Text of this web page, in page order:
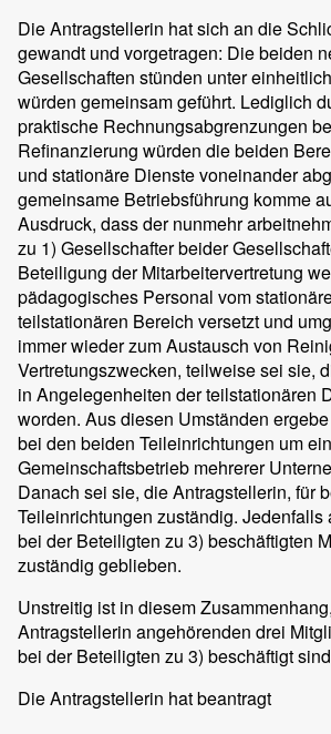
Die Antragstellerin hat sich an die
gewandt und vorgetragen: Die beiden
Gesellschaften stünden unter
würden gemeinsam geführt. Lediglich
praktische Rechnungsabgrenzungen
Refinanzierung würden die beiden
und stationäre Dienste voneinander
gemeinsame Betriebsführung komme
Ausdruck, dass der nunmehr
zu 1) Gesellschafter beider
Beteiligung der Mitarbeitervertretung
pädagogisches Personal vom
teilstationären Bereich versetzt und
immer wieder zum Austausch von
Vertretungszwecken, teilweise sei sie,
in Angelegenheiten der teilstationären
worden. Aus diesen Umständen
bei den beiden Teileinrichtungen um
Gemeinschaftsbetrieb mehrerer
Danach sei sie, die Antragstellerin, für
Teileinrichtungen zuständig. Jedenfalls
bei der Beteiligten zu 3) beschäftigten
zuständig geblieben.
Unstreitig ist in diesem
Antragstellerin angehörenden drei
bei der Beteiligten zu 3) beschäftigt
Die Antragstellerin hat beantragt